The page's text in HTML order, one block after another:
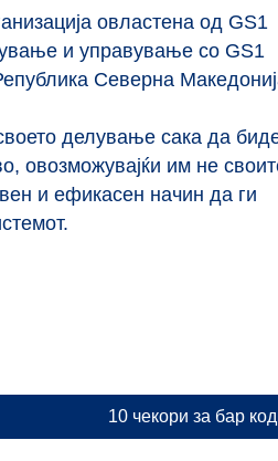
овлaстена од GS1
и управување со GS1
Северна
делување сака да
овозможувајќи им не
и ефикасен начин да ги
10 чекори за бар